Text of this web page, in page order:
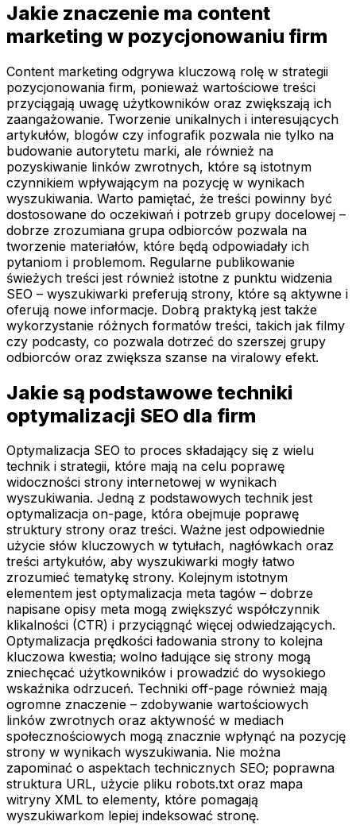
Jakie znaczenie ma content
marketing w pozycjonowaniu firm
Content marketing odgrywa kluczową rolę w strategii
pozycjonowania firm, ponieważ wartościowe treści
przyciągają uwagę użytkowników oraz zwiększają ich
zaangażowanie. Tworzenie unikalnych i interesujących
artykułów, blogów czy infografik pozwala nie tylko na
budowanie autorytetu marki, ale również na
pozyskiwanie linków zwrotnych, które są istotnym
czynnikiem wpływającym na pozycję w wynikach
wyszukiwania. Warto pamiętać, że treści powinny być
dostosowane do oczekiwań i potrzeb grupy docelowej –
dobrze zrozumiana grupa odbiorców pozwala na
tworzenie materiałów, które będą odpowiadały ich
pytaniom i problemom. Regularne publikowanie
świeżych treści jest również istotne z punktu widzenia
SEO – wyszukiwarki preferują strony, które są aktywne i
oferują nowe informacje. Dobrą praktyką jest także
wykorzystanie różnych formatów treści, takich jak filmy
czy podcasty, co pozwala dotrzeć do szerszej grupy
odbiorców oraz zwiększa szanse na viralowy efekt.
Jakie są podstawowe techniki
optymalizacji SEO dla firm
Optymalizacja SEO to proces składający się z wielu
technik i strategii, które mają na celu poprawę
widoczności strony internetowej w wynikach
wyszukiwania. Jedną z podstawowych technik jest
optymalizacja on-page, która obejmuje poprawę
struktury strony oraz treści. Ważne jest odpowiednie
użycie słów kluczowych w tytułach, nagłówkach oraz
treści artykułów, aby wyszukiwarki mogły łatwo
zrozumieć tematykę strony. Kolejnym istotnym
elementem jest optymalizacja meta tagów – dobrze
napisane opisy meta mogą zwiększyć współczynnik
klikalności (CTR) i przyciągnąć więcej odwiedzających.
Optymalizacja prędkości ładowania strony to kolejna
kluczowa kwestia; wolno ładujące się strony mogą
zniechęcać użytkowników i prowadzić do wysokiego
wskaźnika odrzuceń. Techniki off-page również mają
ogromne znaczenie – zdobywanie wartościowych
linków zwrotnych oraz aktywność w mediach
społecznościowych mogą znacznie wpłynąć na pozycję
strony w wynikach wyszukiwania. Nie można
zapominać o aspektach technicznych SEO; poprawna
struktura URL, użycie pliku robots.txt oraz mapa
witryny XML to elementy, które pomagają
wyszukiwarkom lepiej indeksować stronę.